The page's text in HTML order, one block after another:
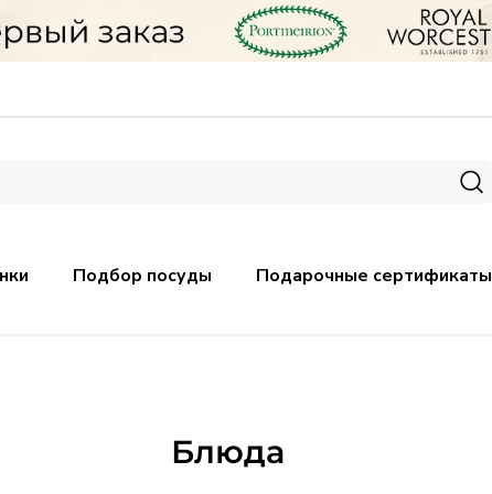
Подбор посуды Подарочные сертификаты
Блюда